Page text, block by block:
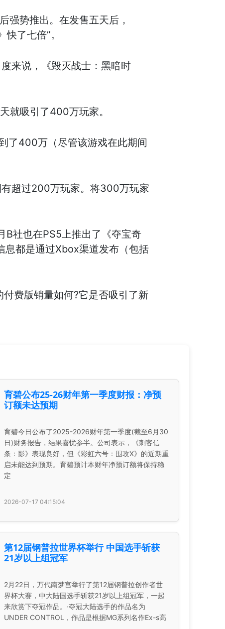
强势推出。在发售五天后，
了七倍”。
来说，《毁灭战士：黑暗时
就吸引了400万玩家。
了400万（尽管该游戏在此期间
超过200万玩家。将300万玩家
B社也在PS5上推出了《夺宝奇
息都是通过Xbox渠道发布（包括
费版销量如何?它是否吸引了新
育碧公布25-26财年第一季度财报：净预
订额未达预期
育碧今日公布了2025-2026财年第一季度(截至6月30
日)财务报告，结果喜忧参半。公司表示，《刺客信
条：影》表现良好，但《彩虹六号：围攻X》的近期重
启未能达到预期。育碧预计本财年净预订额将保持稳
定
2026-07-17 04:15:04
第12届钢普拉世界杯举行 中国选手斩获
21岁以上组冠军
2月22日，万代南梦宫举行了第12届钢普拉创作者世
界杯大赛，中大陆国选手斩获21岁以上组冠军，一起
来欣赏下夺冠作品。·夺冠大陆选手的作品名为
UNDER CONTROL，作品是根据MG系列名作Ex-s高